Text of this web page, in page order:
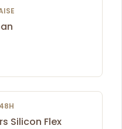
Silicon Flex